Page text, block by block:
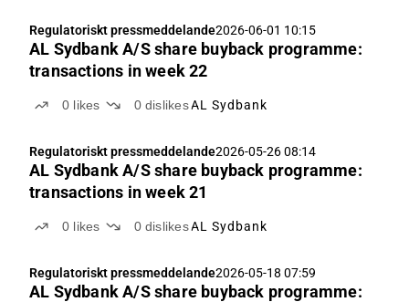
Regulatoriskt pressmeddelande2026-06-01 10:15
AL Sydbank A/S share buyback programme:
transactions in week 22
0 likes 0 dislikesAL Sydbank
Regulatoriskt pressmeddelande2026-05-26 08:14
AL Sydbank A/S share buyback programme:
transactions in week 21
0 likes 0 dislikesAL Sydbank
Regulatoriskt pressmeddelande2026-05-18 07:59
AL Sydbank A/S share buyback programme: